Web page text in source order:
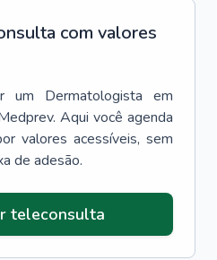
com valores
um Dermatologista em
Aqui você agenda
valores acessíveis, sem
de adesão.
teleconsulta